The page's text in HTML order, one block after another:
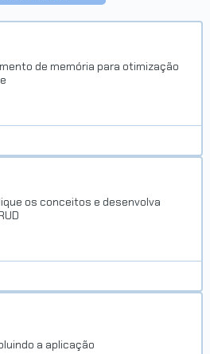
de memória para otimização
os conceitos e desenvolva
a aplicação